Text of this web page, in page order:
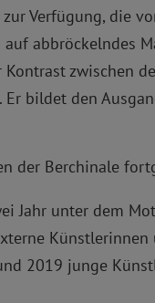
Verfügung, die
abbröckelndes
Kontrast zwischen
bildet den
der Berchinale
Jahr unter dem
2019 junge